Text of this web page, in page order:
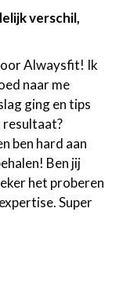
verschil,
Alwaysfit! Ik
naar me
ging en tips
resultaat?
ben hard aan
Ben jij
het proberen
Super